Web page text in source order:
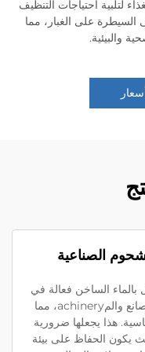
احتياجات التنظيف
على الغبار، مما
الساخن فعالة في
إذابة الدهون والزيوت على أرضيات المصانع والمachinery، مما
يجعلها ضرورية
على بيئة